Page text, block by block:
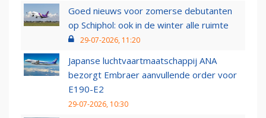
Goed nieuws voor zomerse debutanten
op Schiphol: ook in de winter alle ruimte
29-07-2026, 11:20
Japanse luchtvaartmaatschappij ANA
bezorgt Embraer aanvullende order voor
E190-E2
29-07-2026, 10:30